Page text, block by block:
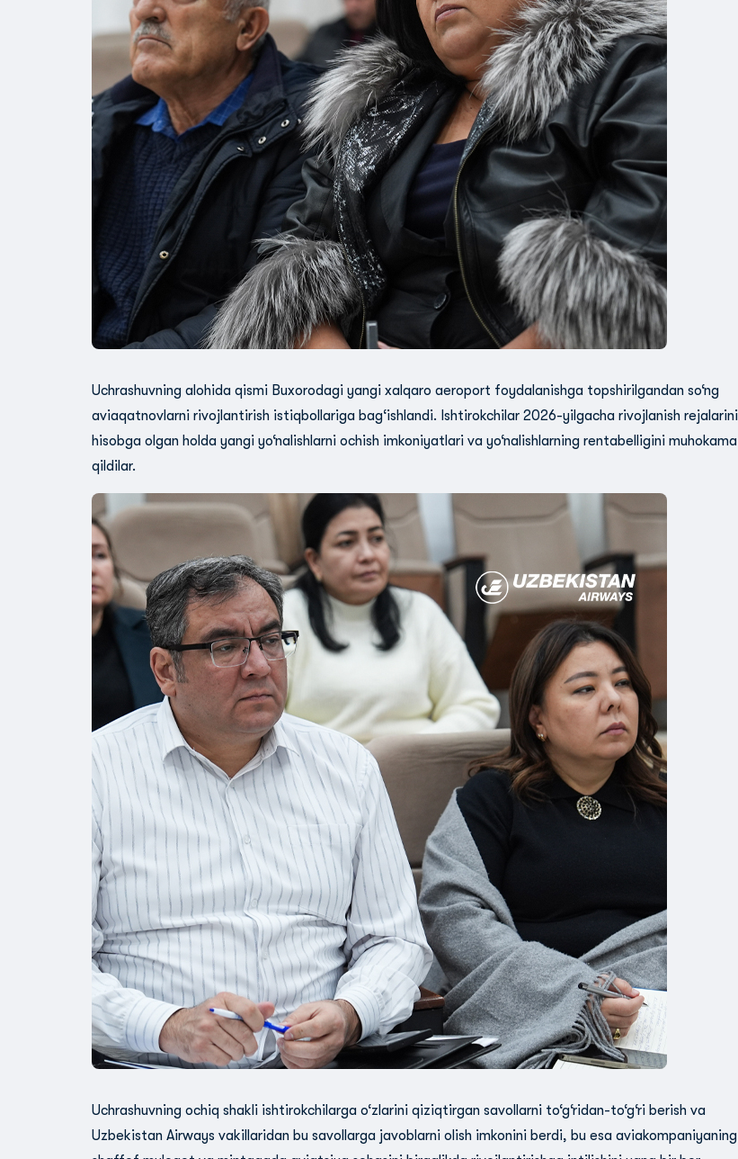
Uchrashuvning alohida qismi Buxorodagi yangi xalqaro aeroport foydalanishga topshirilgandan so‘ng
aviaqatnovlarni rivojlantirish istiqbollariga bag‘ishlandi. Ishtirokchilar 2026-yilgacha rivojlanish rejalarini
hisobga olgan holda yangi yo‘nalishlarni ochish imkoniyatlari va yo‘nalishlarning rentabelligini muhokama
qildilar.
Uchrashuvning ochiq shakli ishtirokchilarga o‘zlarini qiziqtirgan savollarni to‘g‘ridan-to‘g‘ri berish va
Uzbekistan Airways vakillaridan bu savollarga javoblarni olish imkonini berdi, bu esa aviakompaniyaning